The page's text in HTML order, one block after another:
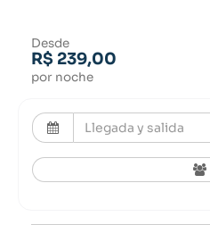
Desde
R$ 239,00
por noche